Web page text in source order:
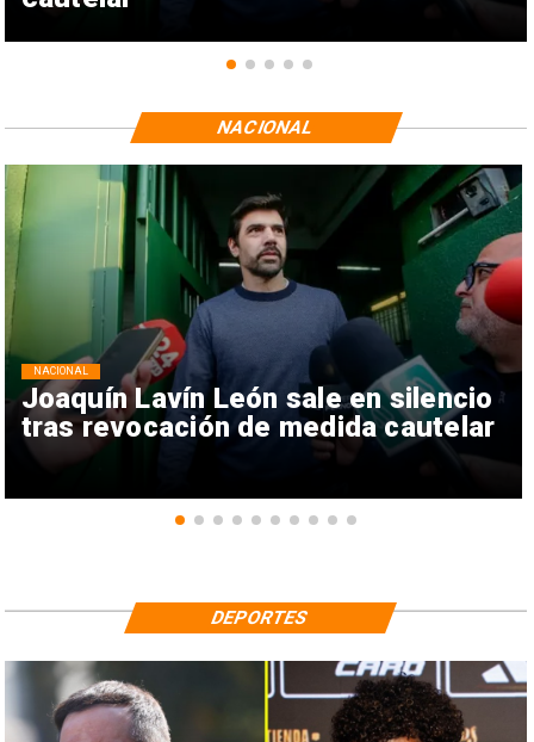
Joaquín Lavín León sale en silencio
tras revocación de medida cautelar
NACIONAL
NACIONAL
DEPORTES